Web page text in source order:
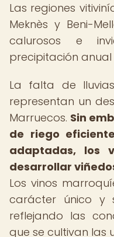
Las regiones
Meknès y Beni-
calurosos e
precipitación
La falta de
representan un
Marruecos. Sin
de riego
adaptadas, los
desarrollar
Los vinos
carácter único y
reflejando las
que se cultivan las